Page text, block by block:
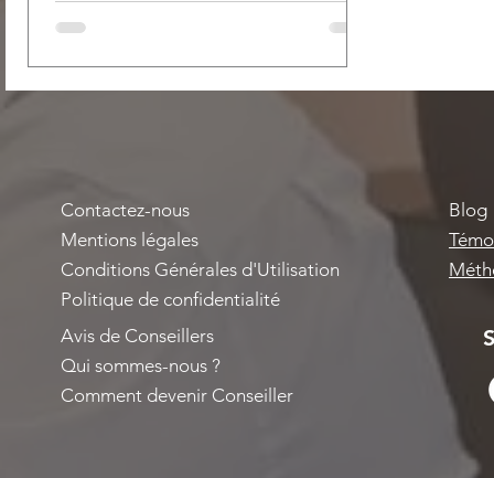
Contactez-nous
Mentions légales
Conditions Générales d'Utilisation
Blog
Politique de confidentialité
Avis de Conseillers
Qui sommes-nous ?
Comment devenir Conseiller